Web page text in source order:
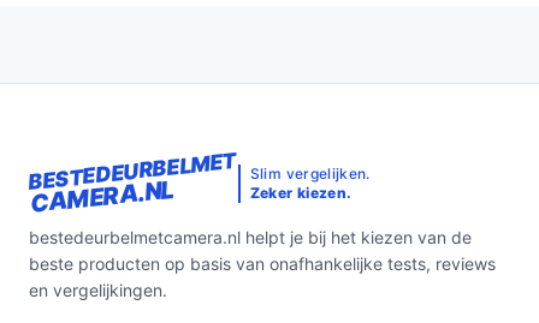
BESTEDEURBELMET
CAMERA.NL
Slim vergelijken.
Zeker kiezen.
bestedeurbelmetcamera.nl helpt je bij het kiezen van de
beste producten op basis van onafhankelijke tests, reviews
en vergelijkingen.